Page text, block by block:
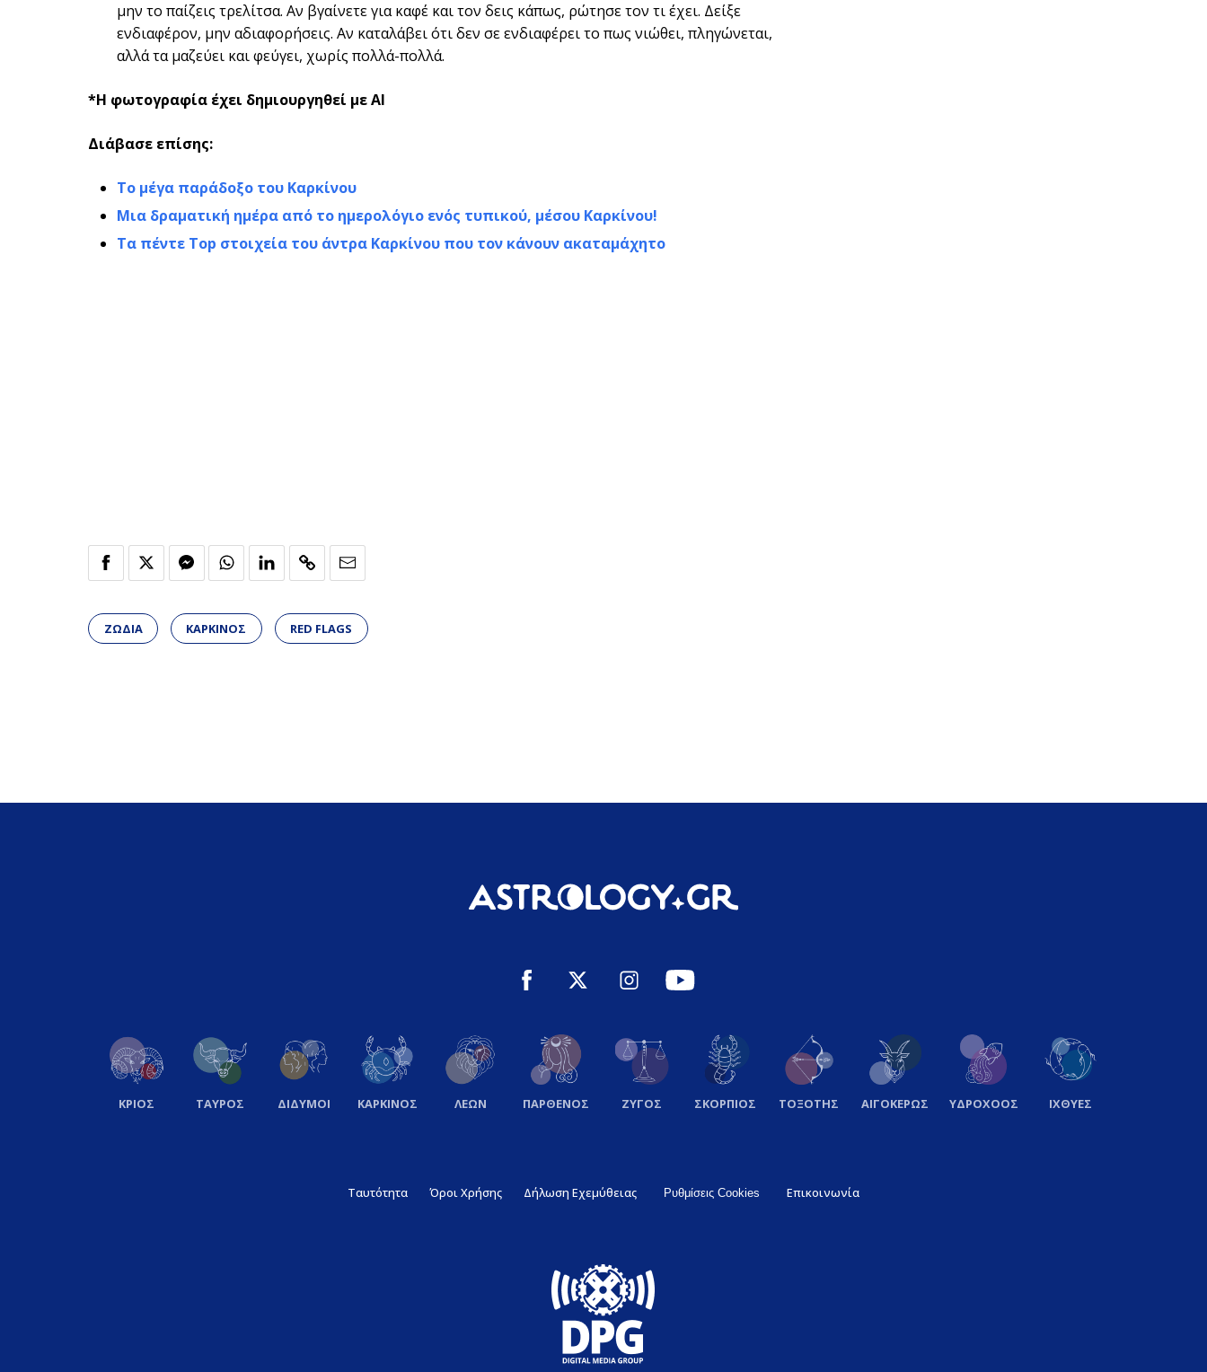
μην το παίζεις τρελίτσα. Αν βγαίνετε για καφέ και τον δεις κάπως, ρώτησε τον τι έχει. Δείξε
ενδιαφέρον, μην αδιαφορήσεις. Αν καταλάβει ότι δεν σε ενδιαφέρει το πως νιώθει, πληγώνεται,
αλλά τα μαζεύει και φεύγει, χωρίς πολλά-πολλά.
*Η φωτογραφία έχει δημιουργηθεί με AI
Διάβασε επίσης:
Το μέγα παράδοξο του Καρκίνου
Μια δραματική ημέρα από το ημερολόγιο ενός τυπικού, μέσου Καρκίνου!
Τα πέντε Top στοιχεία του άντρα Καρκίνου που τον κάνουν ακαταμάχητο
ΖΩΔΙΑ ΚΑΡΚΙΝΟΣ RED FLAGS
ΚΡΙΟΣ ΤΑΥΡΟΣ ΔΙΔΥΜΟΙ ΚΑΡΚΙΝΟΣ ΛΕΩΝ ΠΑΡΘΕΝΟΣ ΖΥΓΟΣ ΣΚΟΡΠΙΟΣ ΤΟΞΟΤΗΣ ΑΙΓΟΚΕΡΩΣ ΥΔΡΟΧΟΟΣ ΙΧΘΥΕΣ
Ταυτότητα Όροι Χρήσης Δήλωση Εχεμύθειας Ρυθμίσεις Cookies Επικοινωνία